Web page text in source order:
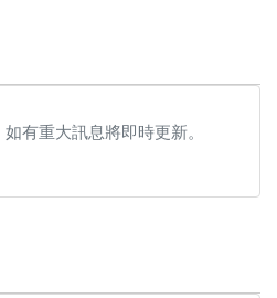
有重大訊息將即時更新。